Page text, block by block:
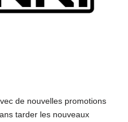
de nouvelles promotions
tarder les nouveaux